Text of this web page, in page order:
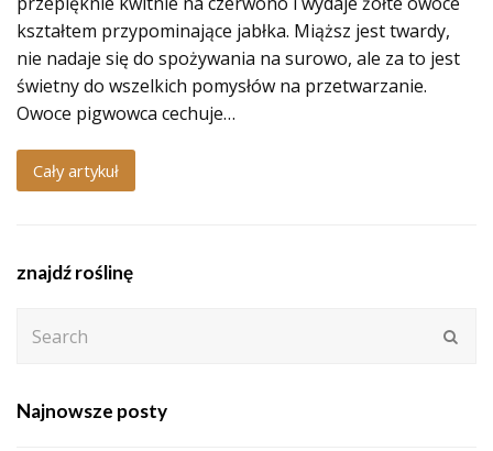
kształtem przypominające jabłka. Miąższ jest twardy,
nie nadaje się do spożywania na surowo, ale za to jest
świetny do wszelkich pomysłów na przetwarzanie.
Owoce pigwowca cechuje…
Cały artykuł
znajdź roślinę
Najnowsze posty